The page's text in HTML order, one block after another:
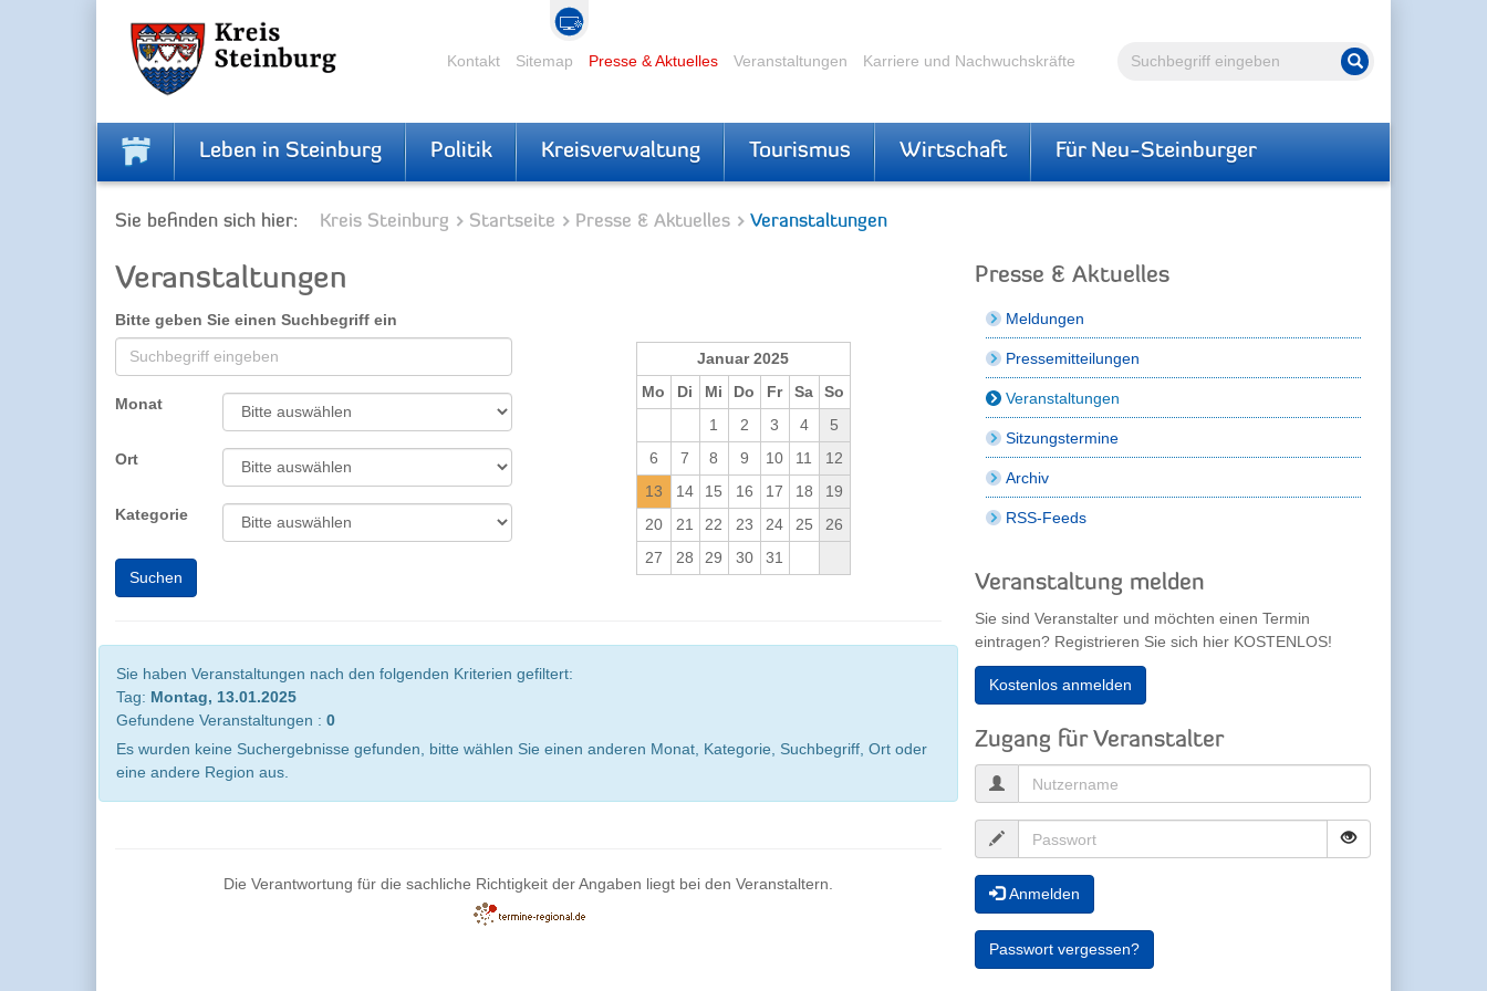
Volltextsuche Suche starten
Kontakt Sitemap Presse & Aktuelles Veranstaltungen Karriere und Nachwuchskräfte
Leben in Steinburg Politik Kreisverwaltung Tourismus Wirtschaft Für Neu-Steinburger
Sie befinden sich hier: Kreis Steinburg Startseite Presse & Aktuelles Veranstaltungen
Veranstaltungen
Januar 2025
Mo
Di Mi Do Fr Sa
So
1
2 3 4
5
6
7 8 9 10 11
12
13
14 15 16 17 18
19
20
21 22 23 24 25
26
27
28 29 30 31
Bitte geben Sie einen Suchbegriff ein
Monat
Ort
Kategorie
Sie haben Veranstaltungen nach den folgenden Kriterien gefiltert:
Tag: Montag, 13.01.2025
Gefundene Veranstaltungen : 0
Es wurden keine Suchergebnisse gefunden, bitte wählen Sie einen anderen Monat, Kategorie, Suchbegriff, Ort oder
eine andere Region aus.
Die Verantwortung für die sachliche Richtigkeit der Angaben liegt bei den Veranstaltern.
Presse & Aktuelles
Meldungen
Pressemitteilungen
Veranstaltungen
Sitzungstermine
Archiv
RSS-Feeds
Veranstaltung melden
Sie sind Veranstalter und möchten einen Termin
eintragen? Registrieren Sie sich hier KOSTENLOS!
Kostenlos anmelden
Zugang für Veranstalter
Anmelden
Passwort vergessen?